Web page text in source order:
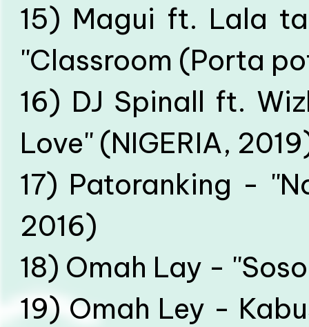
15) Magui ft. Lala
''Classroom (Porta
16) DJ Spinall ft.
Love'' (NIGERIA,
17) Patoranking -
2016)
18) Omah Lay -
19) Omah Ley -